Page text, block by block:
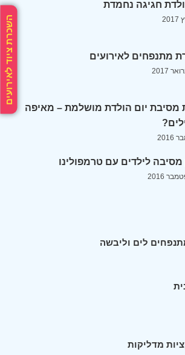
השכרת ציוד לאירועים
חגיגה נחמדת
מתנפחים לאירועים
מסיבת יום הולדת מושלמת – מאיפה
מסיבה לילדים עם טרמפולינו
לים וליבשה
מדליקות